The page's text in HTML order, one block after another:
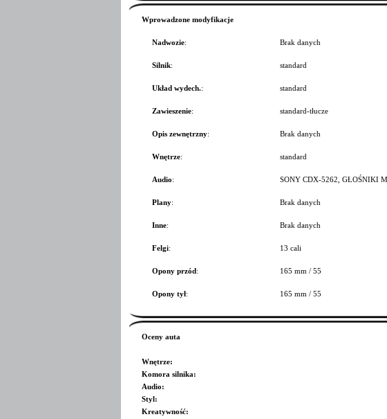
Wprowadzone modyfikacje
Nadwozie: Brak danych
Silnik: standard
Układ wydech.: standard
Zawieszenie: standard-tłucze
Opis zewnętrzny: Brak danych
Wnętrze: standard
Audio: SONY CDX-5262, GŁOŚNIKI
Plany: Brak danych
Inne: Brak danych
Felgi: 13 cali
Opony przód: 165 mm / 55
Opony tył: 165 mm / 55
Oceny auta
Wnętrze:
Komora silnika:
Audio:
Styl:
Kreatywność: